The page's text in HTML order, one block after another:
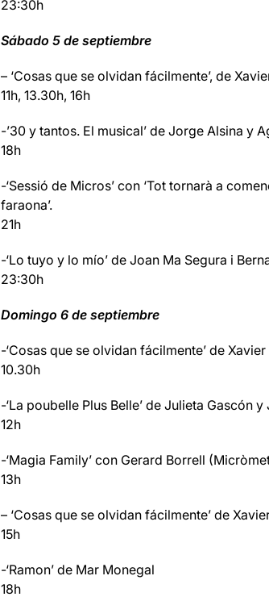
23:30h
Sábado 5 de septiembre
– ‘Cosas que se olvidan fácilmente’, de
11h, 13.30h, 16h
-’30 y tantos. El musical’ de Jorge Alsina y
18h
-‘Sessió de Micros’ con ‘Tot tornarà a
faraona’.
21h
-‘Lo tuyo y lo mío’ de Joan Ma Segura i
23:30h
Domingo 6 de septiembre
-‘Cosas que se olvidan fácilmente’ de
10.30h
-‘La poubelle Plus Belle’ de Julieta Gascón
12h
-‘Magia Family’ con Gerard Borrell
13h
– ‘Cosas que se olvidan fácilmente’ de
15h
-‘Ramon’ de Mar Monegal
18h